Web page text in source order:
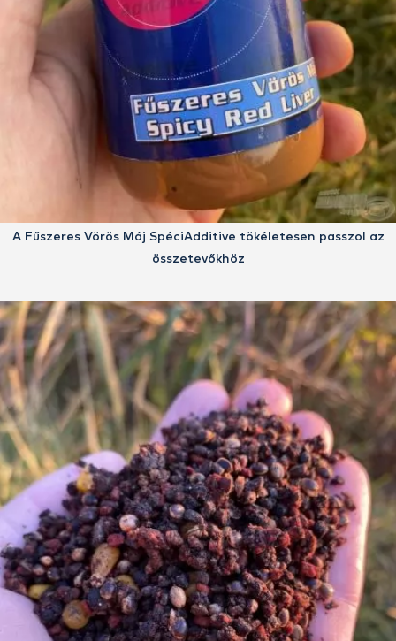
A Fűszeres Vörös Máj SpéciAdditive tökéletesen passzol az
összetevőkhöz